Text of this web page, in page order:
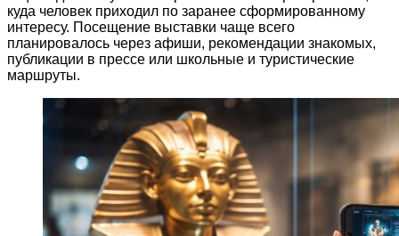
куда человек приходил по заранее сформированному
интересу. Посещение выставки чаще всего
планировалось через афиши, рекомендации знакомых,
публикации в прессе или школьные и туристические
маршруты.